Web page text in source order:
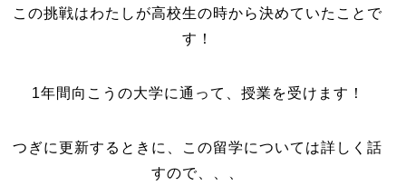
この挑戦はわたしが高校生の時から決めていたことで
す！
1年間向こうの大学に通って、授業を受けます！
つぎに更新するときに、この留学については詳しく話
すので、、、